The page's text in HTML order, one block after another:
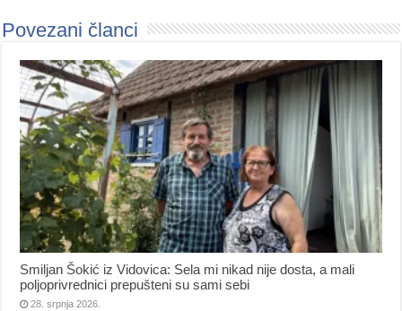
Povezani članci
Smiljan Šokić iz Vidovica: Sela mi nikad nije dosta, a mali
poljoprivrednici prepušteni su sami sebi
28. srpnja 2026.